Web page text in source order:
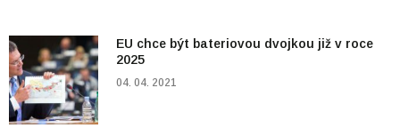
EU chce být bateriovou dvojkou již v roce
2025
04. 04. 2021